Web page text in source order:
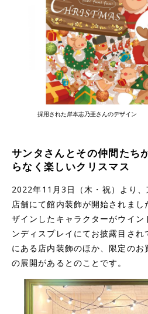
採用された岸本志乃亜さんのデザイン
サンタさんとその仲間たち
らなく楽しいクリスマス
2022年11月3日（木・祝）より
店舗にて館内装飾が開始されま
ザインしたキャラクターがウイン
ンディスプレイにてお披露目さ
にある店内装飾のほか、限定の
の展開があるとのことです。